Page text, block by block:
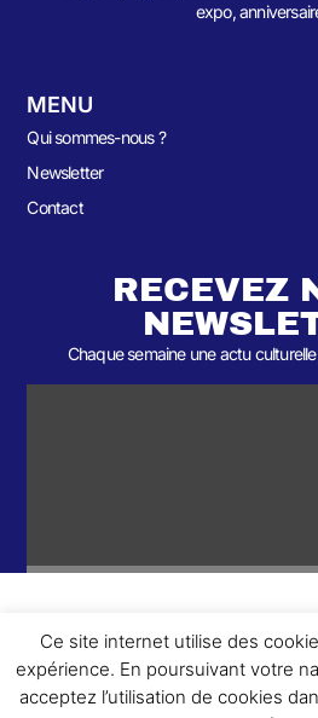
expo,
MENU
Qui sommes-nous ?
Newsletter
Contact
RECEVEZ
Chaque semaine une actu
© 2026- Une collaboration 2 ème
réservés.
Ce site internet utilise des
expérience. En poursuivant votre
acceptez l’utilisation de cookies